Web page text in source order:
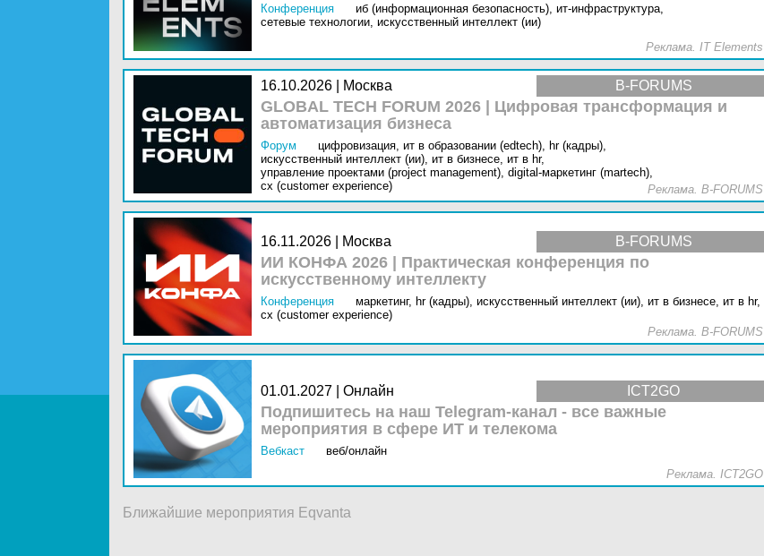
Конференция иб (информационная безопасность), ит-инфраструктура,
сетевые технологии, искусственный интеллект (ии)
Реклама. IT Elements
B-FORUMS
16.10.2026 | Москва
GLOBAL TECH FORUM 2026 | Цифровая трансформация и
автоматизация бизнеса
Форум цифровизация, ит в образовании (edtech), hr (кадры),
искусственный интеллект (ии), ит в бизнесе, ит в hr,
управление проектами (project management), digital-маркетинг (martech),
cx (customer experience)
Реклама. B-FORUMS
B-FORUMS
16.11.2026 | Москва
ИИ КОНФА 2026 | Практическая конференция по
искусственному интеллекту
Конференция маркетинг, hr (кадры), искусственный интеллект (ии), ит в бизнесе, ит в hr,
cx (customer experience)
Реклама. B-FORUMS
ICT2GO
01.01.2027 | Онлайн
Подпишитесь на наш Telegram-канал - все важные
мероприятия в сфере ИТ и телекома
Вебкаст
веб/онлайн
Реклама. ICT2GO
Ближайшие мероприятия Eqvanta